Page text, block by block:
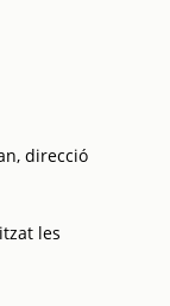
direcció
les